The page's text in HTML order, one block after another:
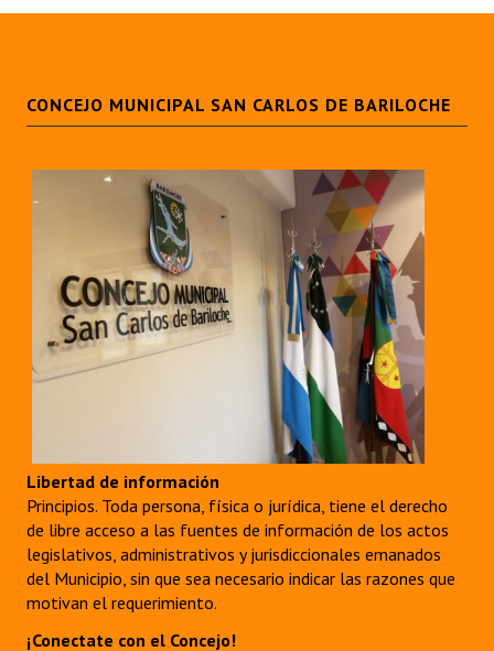
CONCEJO MUNICIPAL SAN CARLOS DE BARILOCHE
Libertad de información
Principios. Toda persona, física o jurídica, tiene el derecho
de libre acceso a las fuentes de información de los actos
legislativos, administrativos y jurisdiccionales emanados
del Municipio, sin que sea necesario indicar las razones que
motivan el requerimiento.
¡Conectate con el Concejo!